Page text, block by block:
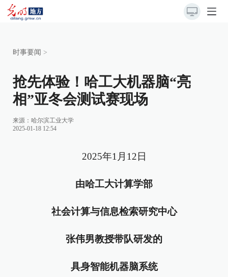
时事要闻 >
抢先体验！哈工大机器脑“亮
相”亚冬会测试赛现场
来源： 哈尔滨工业大学
2025-01-18 12:54
2025年1月12日
由哈工大计算学部
社会计算与信息检索研究中心
张伟男教授带队研发的
具身智能机器脑系统